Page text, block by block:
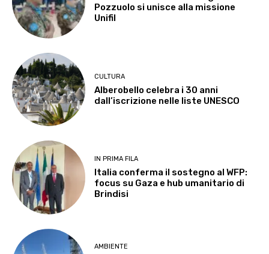
Pozzuolo si unisce alla missione
Unifil
CULTURA
Alberobello celebra i 30 anni
dall’iscrizione nelle liste UNESCO
IN PRIMA FILA
Italia conferma il sostegno al WFP:
focus su Gaza e hub umanitario di
Brindisi
AMBIENTE